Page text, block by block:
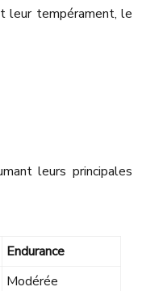
leur tempérament, le
leurs principales
Endurance
Modérée